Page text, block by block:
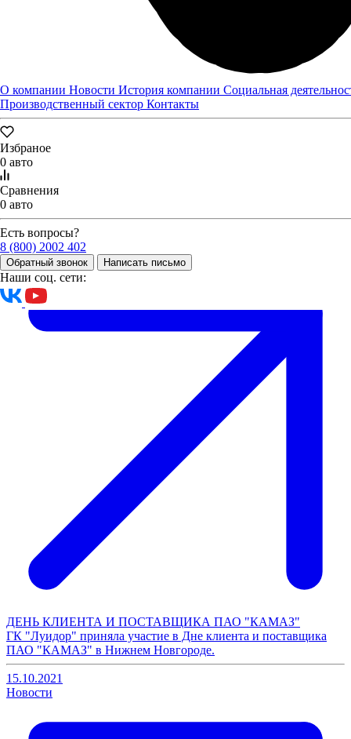
О компании Новости История компании Социальная
Производственный сектор Контакты
Избраное
0 авто
Сравнения
0 авто
Есть вопросы?
8 (800) 2002 402
Обратный звонок Написать письмо
Наши соц. сети:
ЗАВОД "ТРУД" ПОСЕТИЛИ ЕВГЕНИЙ ЛЮЛИН И
МАКСИМ ЧЕРКАСОВ
Завод "Труд" посетили председатель Законодательного
собрания Нижегородской области Евгений Люлин и министр
промышленности, торговли и предпринимательства
Нижегородской области Максим Черкасов.
29.03.2023
Новости
ДЕНЬ КЛИЕНТА И ПОСТАВЩИКА ПАО "КАМАЗ"
ГК "Луидор" приняла участие в Дне клиента и поставщика
ПАО "КАМАЗ" в Нижнем Новгороде.
15.10.2021
Новости